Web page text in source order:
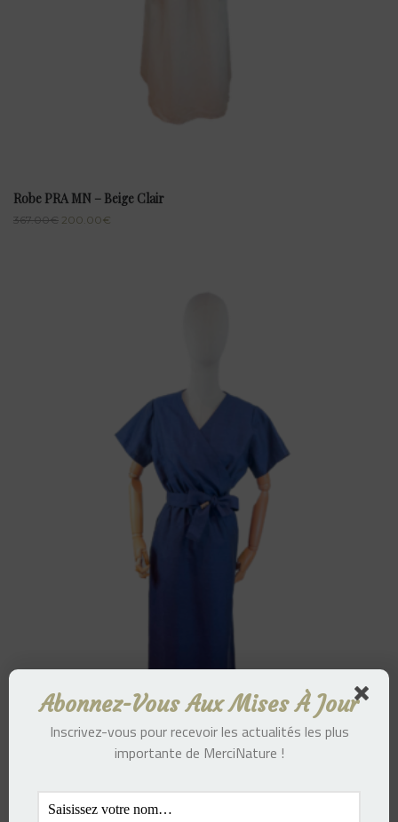
Robe PRA MN – Beige Clair
367.00€ 200.00€
367.00€
Abonnez-Vous Aux Mises À Jour
Inscrivez-vous pour recevoir les actualités les plus
importante de MerciNature !